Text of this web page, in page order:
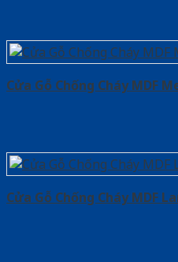
Cửa Gỗ Chống Cháy MDF
Cửa Gỗ Chống Cháy MDF